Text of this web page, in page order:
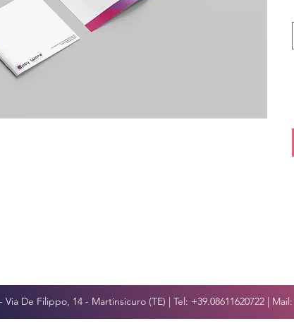
De Filippo, 14 - Martinsicuro (TE) | Tel: +39.08611620722 | Mail: